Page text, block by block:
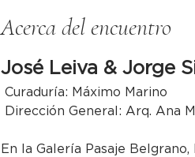
Acerca del encuentro
José Leiva & Jorge
Curaduría: Máximo Marino
Dirección General: Arq. Ana
En la Galería Pasaje